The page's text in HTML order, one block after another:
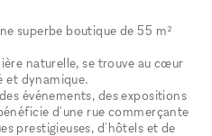
superbe boutique de 55 m²
naturelle, se trouve au cœur
et dynamique.
événements, des expositions
d'une rue commerçante
prestigieuses, d'hôtels et de